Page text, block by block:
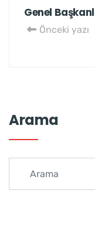
Genel
Önceki yazı
Arama